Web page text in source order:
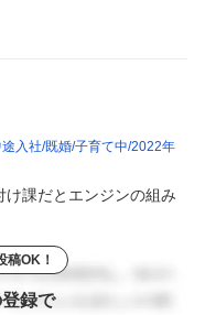
入社 既婚 子育て中 2022年
課だとエンジンの組み
稿OK！
録で